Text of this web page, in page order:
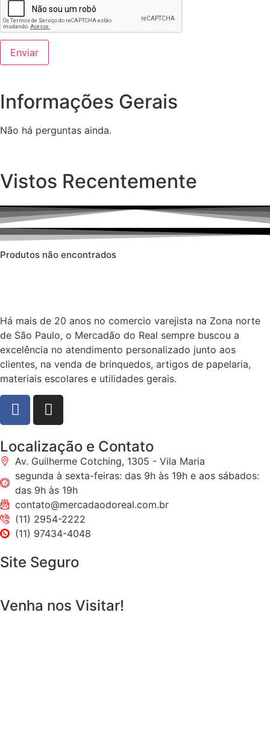
Informações Gerais
Não há perguntas ainda.
Vistos Recentemente
Produtos não encontrados
Há mais de 20 anos no comercio varejista na Zona norte
de São Paulo, o Mercadão do Real sempre buscou a
excelência no atendimento personalizado junto aos
clientes, na venda de brinquedos, artigos de papelaria,
materiais escolares e utilidades gerais.
Localização e Contato
Av. Guilherme Cotching, 1305 - Vila Maria
segunda à sexta-feiras: das 9h às 19h e aos sábados:
das 9h às 19h
contato@mercadaodoreal.com.br
(11) 2954-2222
(11) 97434-4048
Site Seguro
Venha nos Visitar!